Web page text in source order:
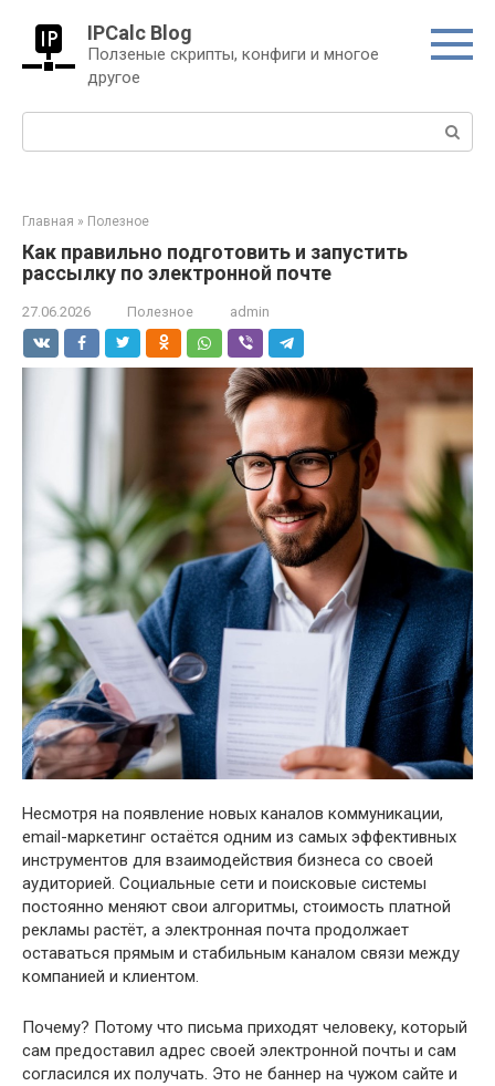
контенту
IPCalc Blog
Ползеные скрипты, конфиги и многое
другое
Поиск:
Главная » Полезное
Как правильно подготовить и запустить
рассылку по электронной почте
27.06.2026 Полезное admin
Несмотря на появление новых каналов коммуникации,
email-маркетинг остаётся одним из самых эффективных
инструментов для взаимодействия бизнеса со своей
аудиторией. Социальные сети и поисковые системы
постоянно меняют свои алгоритмы, стоимость платной
рекламы растёт, а электронная почта продолжает
оставаться прямым и стабильным каналом связи между
компанией и клиентом.
Почему? Потому что письма приходят человеку, который
сам предоставил адрес своей электронной почты и сам
согласился их получать. Это не баннер на чужом сайте и